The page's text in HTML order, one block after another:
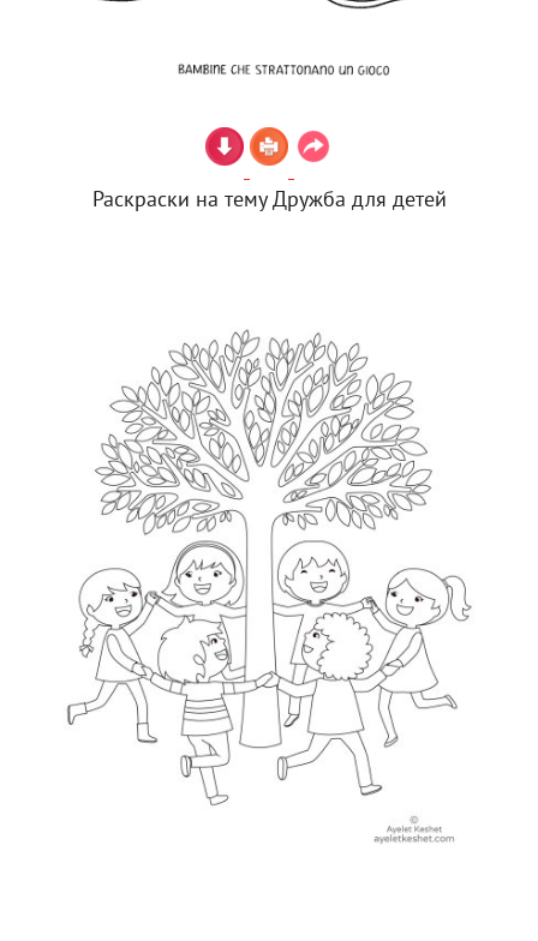
Раскраски на тему Дружба для детей